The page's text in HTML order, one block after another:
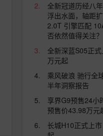
全新冠道历经八
浮出水面，轴距
2.0T 引擎匹配
否依然值得关注？
全新深蓝S05正
万元起
乘风破浪 驰行全
半年洞察报告
享界G9预售24小
预售价43.98万元
长城H10正式上